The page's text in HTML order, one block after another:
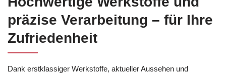
präzise Verarbeitung – für Ihre
Zufriedenheit
Dank erstklassiger Werkstoffe, aktueller Aussehen und